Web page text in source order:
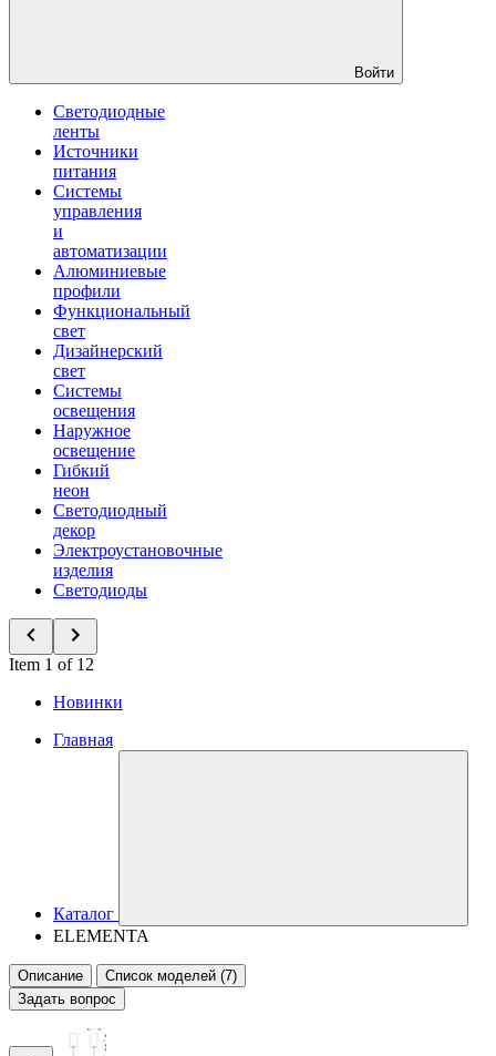
Войти
Светодиодные
ленты
Источники
питания
Системы
управления
и
автоматизации
Алюминиевые
профили
Функциональный
свет
Дизайнерский
свет
Системы
освещения
Наружное
освещение
Гибкий
неон
Светодиодный
декор
Электроустановочные
изделия
Светодиоды
Item 1 of 12
Новинки
Главная
Каталог
ELEMENTA
Описание
Список моделей (7)
Задать вопрос